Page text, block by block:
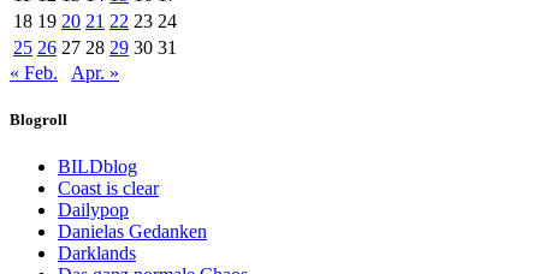
18 19 20 21 22 23 24
25 26 27 28 29 30 31
« Feb.
Apr. »
Blogroll
BILDblog
Coast is clear
Dailypop
Danielas Gedanken
Darklands